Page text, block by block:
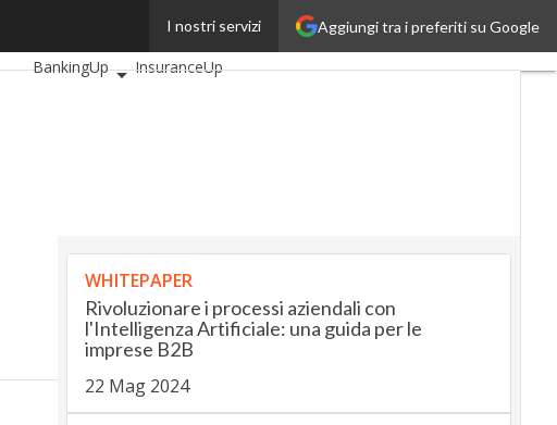
Aggiungi tra i preferiti su Google
I nostri servizi
AutomotiveUp
BankingUp
InsuranceUp
WHITEPAPER
Rivoluzionare i processi aziendali con
l'Intelligenza Artificiale: una guida per le
imprese B2B
22 Mag 2024